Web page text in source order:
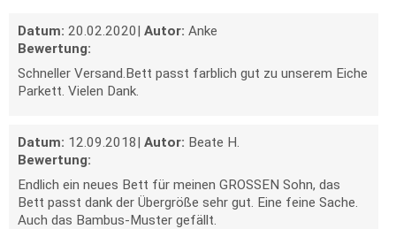
Datum: 20.02.2020| Autor: Anke
Bewertung:
Schneller Versand.Bett passt farblich gut zu unserem Eiche
Parkett. Vielen Dank.
Datum: 12.09.2018| Autor: Beate H.
Bewertung:
Endlich ein neues Bett für meinen GROSSEN Sohn, das
Bett passt dank der Übergröße sehr gut. Eine feine Sache.
Auch das Bambus-Muster gefällt.